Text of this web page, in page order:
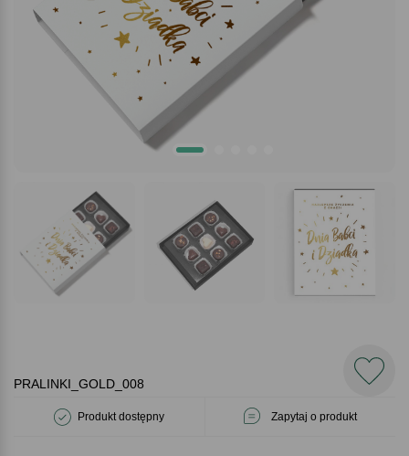
PRALINKI_GOLD_008
Produkt dostępny Zapytaj o produkt